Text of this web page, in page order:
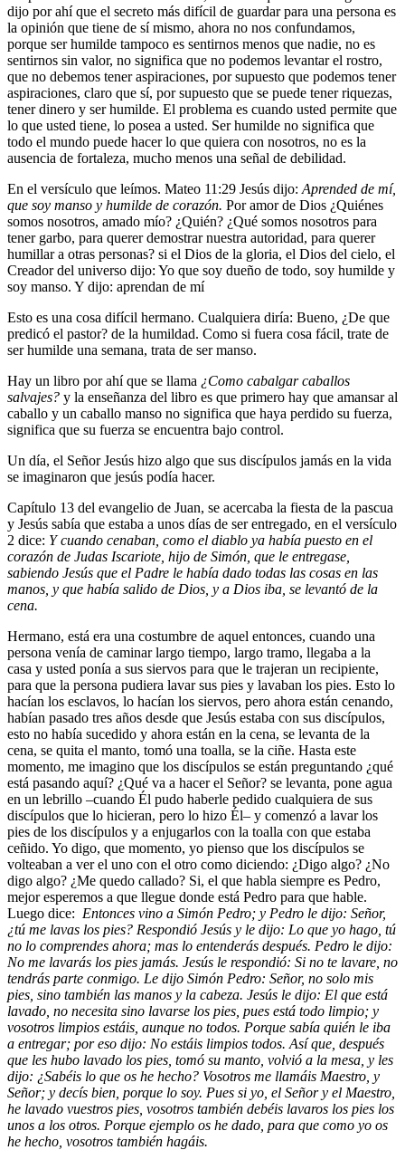
dijo por ahí que el secreto más difícil de guardar para una persona es
la opinión que tiene de sí mismo, ahora no nos confundamos,
porque ser humilde tampoco es sentirnos menos que nadie, no es
sentirnos sin valor, no significa que no podemos levantar el rostro,
que no debemos tener aspiraciones, por supuesto que podemos tener
aspiraciones, claro que sí, por supuesto que se puede tener riquezas,
tener dinero y ser humilde. El problema es cuando usted permite que
lo que usted tiene, lo posea a usted. Ser humilde no significa que
todo el mundo puede hacer lo que quiera con nosotros, no es la
ausencia de fortaleza, mucho menos una señal de debilidad.
En el versículo que leímos. Mateo 11:29 Jesús dijo: Aprended de mí,
que soy manso y humilde de corazón. Por amor de Dios ¿Quiénes
somos nosotros, amado mío? ¿Quién? ¿Qué somos nosotros para
tener garbo, para querer demostrar nuestra autoridad, para querer
humillar a otras personas? si el Dios de la gloria, el Dios del cielo, el
Creador del universo dijo: Yo que soy dueño de todo, soy humilde y
soy manso. Y dijo: aprendan de mí
Esto es una cosa difícil hermano. Cualquiera diría: Bueno, ¿De que
predicó el pastor? de la humildad. Como si fuera cosa fácil, trate de
ser humilde una semana, trata de ser manso.
Hay un libro por ahí que se llama ¿Como cabalgar caballos
salvajes? y la enseñanza del libro es que primero hay que amansar al
caballo y un caballo manso no significa que haya perdido su fuerza,
significa que su fuerza se encuentra bajo control.
Un día, el Señor Jesús hizo algo que sus discípulos jamás en la vida
se imaginaron que jesús podía hacer.
Capítulo 13 del evangelio de Juan, se acercaba la fiesta de la pascua
y Jesús sabía que estaba a unos días de ser entregado, en el versículo
2 dice: Y cuando cenaban, como el diablo ya había puesto en el
corazón de Judas Iscariote, hijo de Simón, que le entregase,
sabiendo Jesús que el Padre le había dado todas las cosas en las
manos, y que había salido de Dios, y a Dios iba, se levantó de la
cena.
Hermano, está era una costumbre de aquel entonces, cuando una
persona venía de caminar largo tiempo, largo tramo, llegaba a la
casa y usted ponía a sus siervos para que le trajeran un recipiente,
para que la persona pudiera lavar sus pies y lavaban los pies. Esto lo
hacían los esclavos, lo hacían los siervos, pero ahora están cenando,
habían pasado tres años desde que Jesús estaba con sus discípulos,
esto no había sucedido y ahora están en la cena, se levanta de la
cena, se quita el manto, tomó una toalla, se la ciñe. Hasta este
momento, me imagino que los discípulos se están preguntando ¿qué
está pasando aquí? ¿Qué va a hacer el Señor? se levanta, pone agua
en un lebrillo –cuando Él pudo haberle pedido cualquiera de sus
discípulos que lo hicieran, pero lo hizo Él– y comenzó a lavar los
pies de los discípulos y a enjugarlos con la toalla con que estaba
ceñido. Yo digo, que momento, yo pienso que los discípulos se
volteaban a ver el uno con el otro como diciendo: ¿Digo algo? ¿No
digo algo? ¿Me quedo callado? Si, el que habla siempre es Pedro,
mejor esperemos a que llegue donde está Pedro para que hable.
Luego dice: Entonces vino a Simón Pedro; y Pedro le dijo: Señor,
¿tú me lavas los pies? Respondió Jesús y le dijo: Lo que yo hago, tú
no lo comprendes ahora; mas lo entenderás después. Pedro le dijo:
No me lavarás los pies jamás. Jesús le respondió: Si no te lavare, no
tendrás parte conmigo. Le dijo Simón Pedro: Señor, no solo mis
pies, sino también las manos y la cabeza. Jesús le dijo: El que está
lavado, no necesita sino lavarse los pies, pues está todo limpio; y
vosotros limpios estáis, aunque no todos. Porque sabía quién le iba
a entregar; por eso dijo: No estáis limpios todos. Así que, después
que les hubo lavado los pies, tomó su manto, volvió a la mesa, y les
dijo: ¿Sabéis lo que os he hecho? Vosotros me llamáis Maestro, y
Señor; y decís bien, porque lo soy. Pues si yo, el Señor y el Maestro,
he lavado vuestros pies, vosotros también debéis lavaros los pies los
unos a los otros. Porque ejemplo os he dado, para que como yo os
he hecho, vosotros también hagáis.